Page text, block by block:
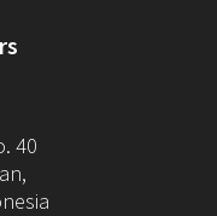
40